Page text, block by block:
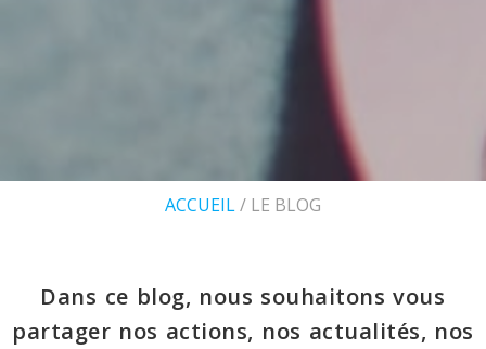
ACCUEIL/ LE BLOG
Dans ce blog, nous souhaitons vous
partager nos actions, nos actualités, nos